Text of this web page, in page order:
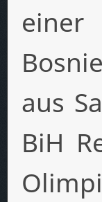
einer
aus
BiH